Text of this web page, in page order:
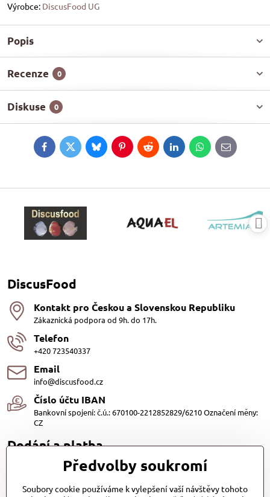
Výrobce: DiscusFood UG
Popis
Recenze 0
Diskuse 0
FacebookTwitterBlueskyPinterestRedditLinkedInWhatsApp
E-
mail
DiscusFood
Kontakt pro Českou a Slovenskou Republiku
Zákaznická podpora od 9h. do 17h.
Telefon
+420 723540337
Email
info@discusfood.cz
Číslo účtu IBAN
Bankovní spojení: č.ú.: 670100-2212852829/6210 Označení měny:
CZ
Dodání a platba
Dodání
s.r.o. a Zásilkovna
Předvolby soukromí
Soubory cookie používáme k vylepšení vaší návštěvy tohoto